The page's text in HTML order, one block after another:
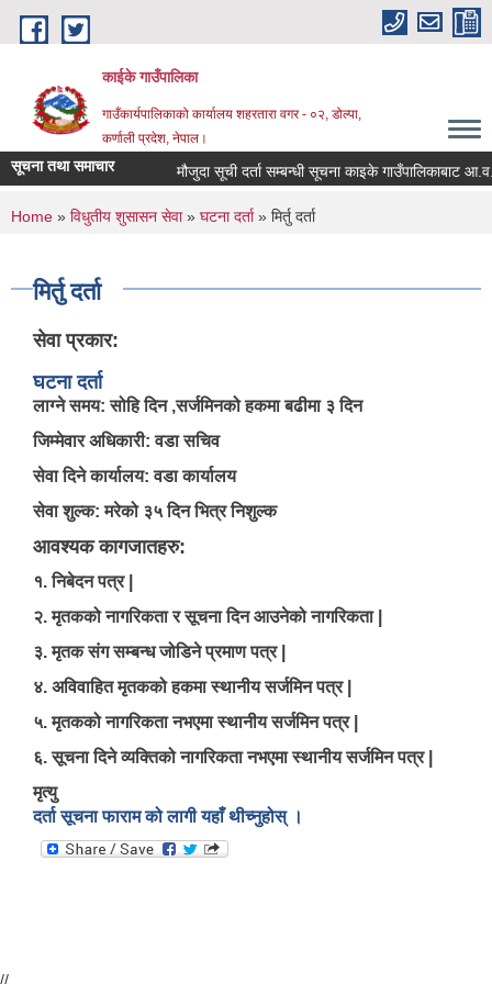
Skip to main content
काईके गाउँपालिका
गाउँकार्यपालिकाको कार्यालय शहरतारा वगर - ०२, डोल्पा,
कर्णाली प्रदेश, नेपाल।
सूचना तथा समाचार मौजुदा सूची दर्ता सम्बन्धी सूचना काइके गाउँपालिकाबाट
You are here
Home » विधुतीय शुसासन सेवा» घटना दर्ता» मिर्तु दर्ता
मिर्तु दर्ता
सेवा प्रकार:
घटना दर्ता
लाग्ने समय: सोहि दिन ,सर्जमिनको हकमा बढीमा ३ दिन
जिम्मेवार अधिकारी: वडा सचिव
सेवा दिने कार्यालय: वडा कार्यालय
सेवा शुल्क: मरेको ३५ दिन भित्र निशुल्क
आवश्यक कागजातहरु:
१. निबेदन पत्र |
२. मृतकको नागरिकता र सूचना दिन आउनेको नागरिकता |
३. मृतक संग सम्बन्ध जोडिने प्रमाण पत्र |
४. अविवाहित मृतकको हकमा स्थानीय सर्जमिन पत्र |
५. मृतकको नागरिकता नभएमा स्थानीय सर्जमिन पत्र |
६. सूचना दिने व्यक्तिको नागरिकता नभएमा स्थानीय सर्जमिन पत्र |
मृत्यु
दर्ता सूचना फाराम को लागी यहाँ थीच्नुहोस् ।
//